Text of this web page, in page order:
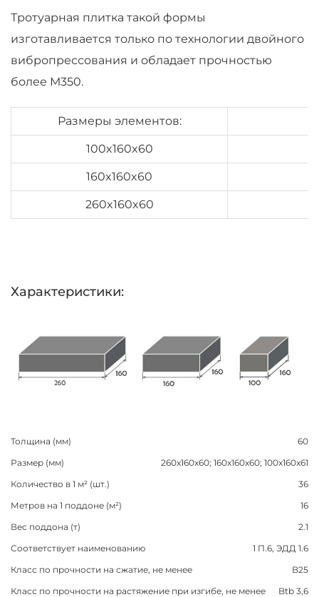
Тротуарная плитка такой формы
изготавливается только по технологии двойного
вибропрессования и обладает прочностью
более М350.
Размеры элементов:
100x160x60
160x160x60
260x160x60
Характеристики:
Толщина (мм)
60
Размер (мм)
260x160x60; 160x160x60; 100x160x61
Количество в 1 м² (шт.)
36
Метров на 1 поддоне (м²)
16
Вес поддона (т)
2.1
Соответствует наименованию
1 П.6, ЭДД 1.6
Класс по прочности на сжатие, не менее
B25
Класс по прочности на растяжение при изгибе, не менее
Btb 3,6